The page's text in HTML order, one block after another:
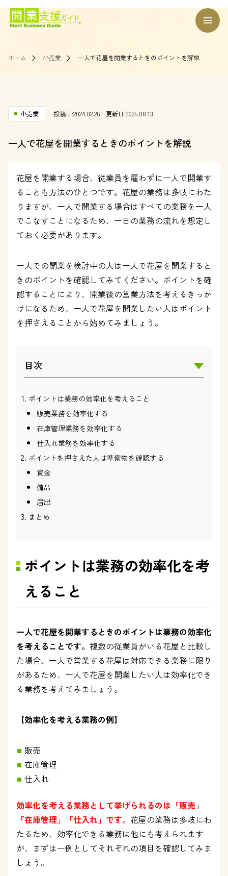
ホーム 小売業 一人で花屋を開業するときのポイントを解説
小売業 投稿日:2024.02.26 更新日:2025.08.13
一人で花屋を開業するときのポイントを解説
花屋を開業する場合、従業員を雇わずに一人で開業す
ることも方法のひとつです。花屋の業務は多岐にわた
りますが、一人で開業する場合はすべての業務を一人
でこなすことになるため、一日の業務の流れを想定し
ておく必要があります。
一人での開業を検討中の人は一人で花屋を開業すると
きのポイントを確認してみてください。ポイントを確
認することにより、開業後の営業方法を考えるきっか
けになるため、一人で花屋を開業したい人はポイント
を押さえることから始めてみましょう。
目次
ポイントは業務の効率化を考えること
販売業務を効率化する
在庫管理業務を効率化する
仕入れ業務を効率化する
ポイントを押さえた人は準備物を確認する
資金
備品
届出
まとめ
ポイントは業務の効率化を考
えること
一人で花屋を開業するときのポイントは業務の効率化
を考えることです。 複数の従業員がいる花屋と比較し
た場合、一人で営業する花屋は対応できる業務に限り
があるため、一人で花屋を開業したい人は効率化でき
る業務を考えてみましょう。
【効率化を考える業務の例】
販売
在庫管理
仕入れ
効率化を考える業務として挙げられるのは「販売」
「在庫管理」「仕入れ」です。 花屋の業務は多岐にわ
たるため、効率化できる業務は他にも考えられます
が、まずは一例としてそれぞれの項目を確認してみま
しょう。